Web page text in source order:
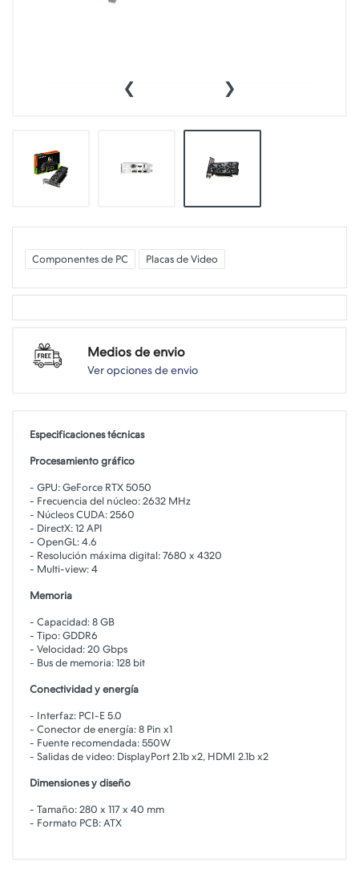
‹ ›
Componentes de PC Placas de Video
Medios de envio
Ver opciones de envio
Especificaciones técnicas
Procesamiento gráfico
- GPU: GeForce RTX 5050
- Frecuencia del núcleo: 2632 MHz
- Núcleos CUDA: 2560
- DirectX: 12 API
- OpenGL: 4.6
- Resolución máxima digital: 7680 x 4320
- Multi-view: 4
Memoria
- Capacidad: 8 GB
- Tipo: GDDR6
- Velocidad: 20 Gbps
- Bus de memoria: 128 bit
Conectividad y energía
- Interfaz: PCI-E 5.0
- Conector de energía: 8 Pin x1
- Fuente recomendada: 550W
- Salidas de video: DisplayPort 2.1b x2, HDMI 2.1b x2
Dimensiones y diseño
- Tamaño: 280 x 117 x 40 mm
- Formato PCB: ATX